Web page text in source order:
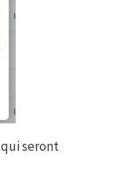
seront